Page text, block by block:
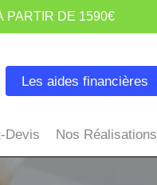
PARTIR DE 1590€
Les aides financières
Devis Nos Réalisations